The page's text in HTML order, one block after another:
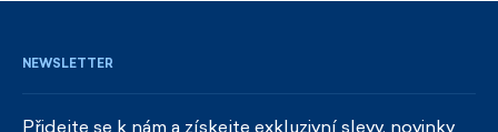
NEWSLETTER
Přidejte se k nám a získejte exkluzivní slevy, novinky